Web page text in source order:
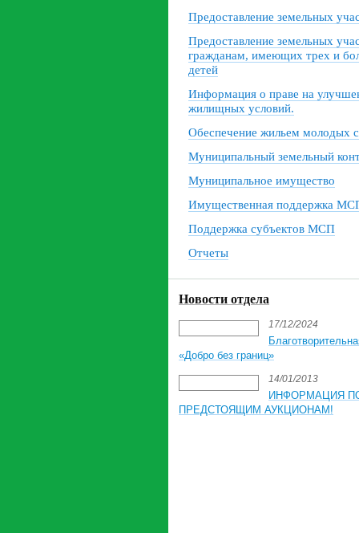
Предоставление земельных
Предоставление земельных
гражданам, имеющих трех и
детей
Информация о праве на
жилищных условий.
Обеспечение жильем молодых
Муниципальный земельный
Муниципальное имущество
Имущественная поддержка
Поддержка субъектов МСП
Отчеты
Новости отдела
17/12/2024
«Добро без границ»
14/01/2013
ИНФОРМАЦИЯ
ПРЕДСТОЯЩИМ АУКЦИОНАМ!